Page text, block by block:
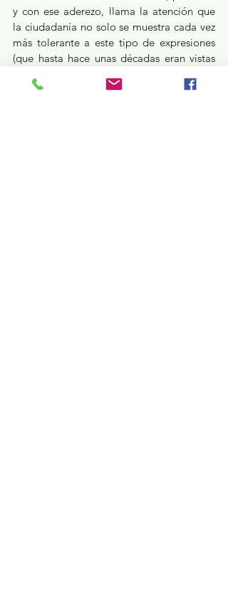
y con ese aderezo, llama la atención que
la ciudadanía no solo se muestra cada vez
más tolerante a este tipo de expresiones
(que hasta hace unas décadas eran vistas
proactiva en torno a su ejercicio. Es